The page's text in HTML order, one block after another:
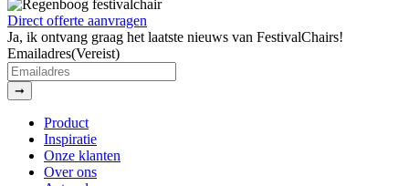
Direct offerte aanvragen
Ja, ik ontvang graag het laatste nieuws van FestivalChairs!
Emailadres(Vereist)
➞
Product
Inspiratie
Onze klanten
Over ons